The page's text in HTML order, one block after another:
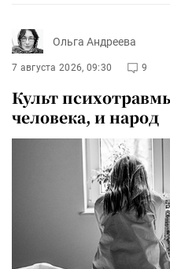
Ольга Андреева
7 августа 2026, 09:30 9
Культ
человека, и народ